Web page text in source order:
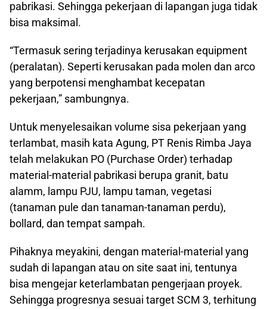
pabrikasi. Sehingga pekerjaan di lapangan juga tidak
bisa maksimal.
“Termasuk sering terjadinya kerusakan equipment
(peralatan). Seperti kerusakan pada molen dan arco
yang berpotensi menghambat kecepatan
pekerjaan,” sambungnya.
Untuk menyelesaikan volume sisa pekerjaan yang
terlambat, masih kata Agung, PT Renis Rimba Jaya
telah melakukan PO (Purchase Order) terhadap
material-material pabrikasi berupa granit, batu
alamm, lampu PJU, lampu taman, vegetasi
(tanaman pule dan tanaman-tanaman perdu),
bollard, dan tempat sampah.
Pihaknya meyakini, dengan material-material yang
sudah di lapangan atau on site saat ini, tentunya
bisa mengejar keterlambatan pengerjaan proyek.
Sehingga progresnya sesuai target SCM 3, terhitung